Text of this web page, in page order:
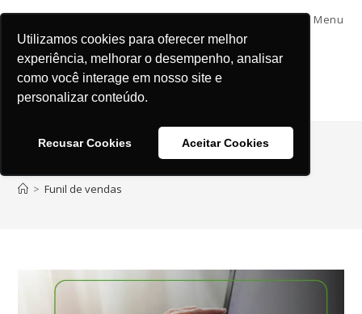
Utilizamos cookies para oferecer melhor
experiência, melhorar o desempenho, analisar
como você interage em nosso site e
personalizar conteúdo.
Recusar Cookies Aceitar Cookies
Menu
> Funil de vendas